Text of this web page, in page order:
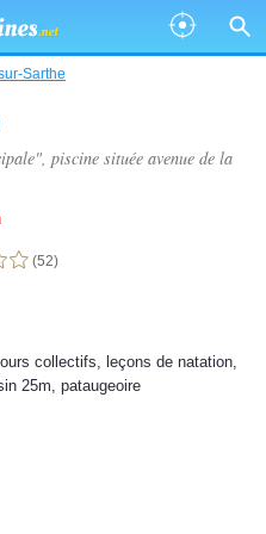
Sarthe
piscine située avenue de la
5 (52)
collectifs, leçons de natation,
25m, pataugeoire